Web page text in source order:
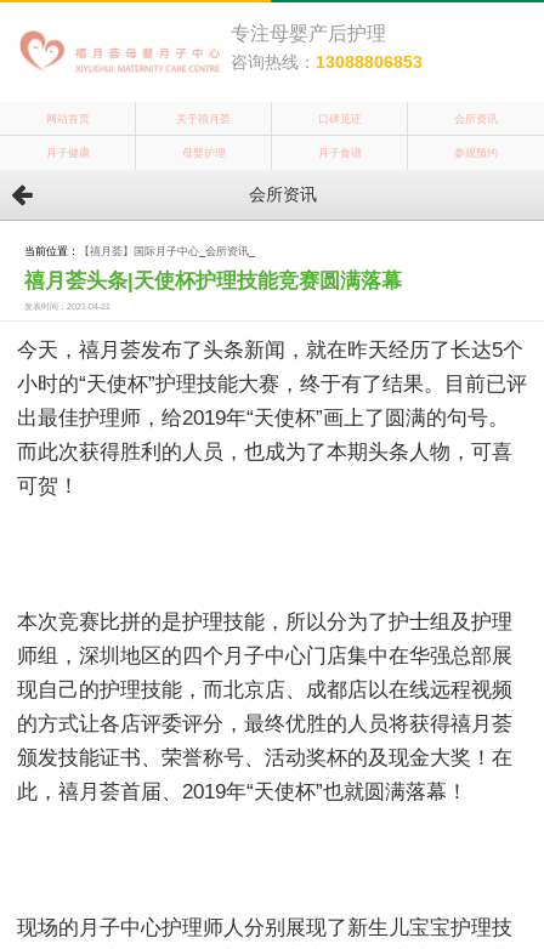
专注母婴产后护理
咨询热线： 13088806853
网站首页 关于禧月荟 口碑见证 会所资讯
月子健康 母婴护理 月子食谱 参观预约
会所资讯
当前位置： 【禧月荟】国际月子中心 会所资讯
禧月荟头条|天使杯护理技能竞赛圆满落幕
发表时间：2021-04-21
今天，禧月荟发布了头条新闻，就在昨天经历了长达5个
小时的“天使杯”护理技能大赛，终于有了结果。目前已评
出最佳护理师，给2019年“天使杯”画上了圆满的句号。
而此次获得胜利的人员，也成为了本期头条人物，可喜
可贺！
本次竞赛比拼的是护理技能，所以分为了护士组及护理
师组，深圳地区的四个月子中心门店集中在华强总部展
现自己的护理技能，而北京店、成都店以在线远程视频
的方式让各店评委评分，最终优胜的人员将获得禧月荟
颁发技能证书、荣誉称号、活动奖杯的及现金大奖！在
此，禧月荟首届、2019年“天使杯”也就圆满落幕！
现场的月子中心护理师人分别展现了新生儿宝宝护理技